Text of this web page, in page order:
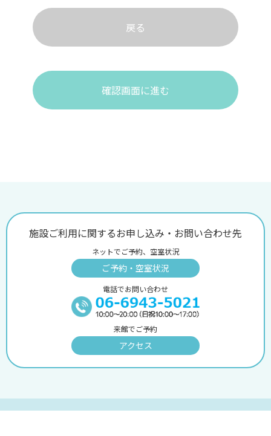
戻る
確認画面に進む
施設ご利用に関するお申し込み・お問い合わせ先
ネットでご予約、空室状況
ご予約・空室状況
電話でお問い合わせ
来館でご予約
アクセス